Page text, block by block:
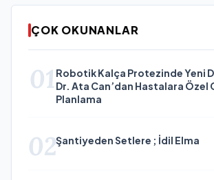
ÇOK OKUNANLAR
01 Robotik Kalça Protezinde Yeni
Dr. Ata Can’dan Hastalara Özel
Planlama
02Şantiyeden Setlere ; İdil Elma